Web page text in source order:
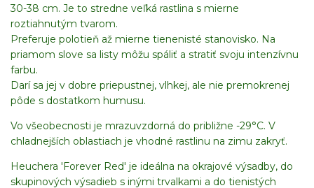
30-38 cm. Je to stredne veľká rastlina s mierne
roztiahnutým tvarom.
Preferuje polotieň až mierne tienenisté stanovisko. Na
priamom slove sa listy môžu spáliť a stratiť svoju intenzívnu
farbu.
Darí sa jej v dobre priepustnej, vlhkej, ale nie premokrenej
pôde s dostatkom humusu.
Vo všeobecnosti je mrazuvzdorná do približne -29°C. V
chladnejších oblastiach je vhodné rastlinu na zimu zakryť.
Heuchera 'Forever Red' je ideálna na okrajové výsadby, do
skupinových výsadieb s inými trvalkami a do tienistých